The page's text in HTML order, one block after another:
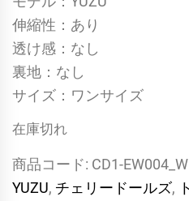
伸縮性：あり
透け感：なし
裏地：なし
サイズ：ワンサイズ
在庫切れ
商品コード: CD1-
YUZU, チェリードールズ,